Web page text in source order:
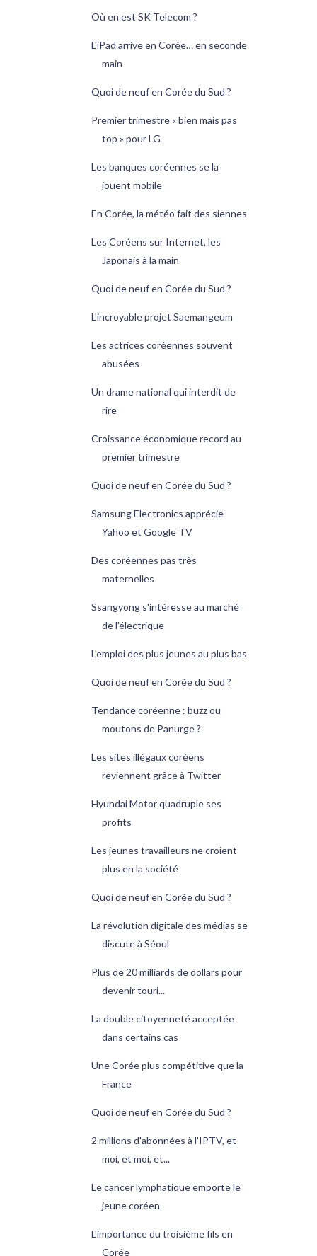
Où en est SK Telecom ?
L'iPad arrive en Corée… en seconde
main
Quoi de neuf en Corée du Sud ?
Premier trimestre « bien mais pas
top » pour LG
Les banques coréennes se la
jouent mobile
En Corée, la météo fait des siennes
Les Coréens sur Internet, les
Japonais à la main
Quoi de neuf en Corée du Sud ?
L'incroyable projet Saemangeum
Les actrices coréennes souvent
abusées
Un drame national qui interdit de
rire
Croissance économique record au
premier trimestre
Quoi de neuf en Corée du Sud ?
Samsung Electronics apprécie
Yahoo et Google TV
Des coréennes pas très
maternelles
Ssangyong s'intéresse au marché
de l'électrique
L'emploi des plus jeunes au plus bas
Quoi de neuf en Corée du Sud ?
Tendance coréenne : buzz ou
moutons de Panurge ?
Les sites illégaux coréens
reviennent grâce à Twitter
Hyundai Motor quadruple ses
profits
Les jeunes travailleurs ne croient
plus en la société
Quoi de neuf en Corée du Sud ?
La révolution digitale des médias se
discute à Séoul
Plus de 20 milliards de dollars pour
devenir touri...
La double citoyenneté acceptée
dans certains cas
Une Corée plus compétitive que la
France
Quoi de neuf en Corée du Sud ?
2 millions d'abonnées à l'IPTV, et
moi, et moi, et...
Le cancer lymphatique emporte le
jeune coréen
L'importance du troisième fils en
Corée